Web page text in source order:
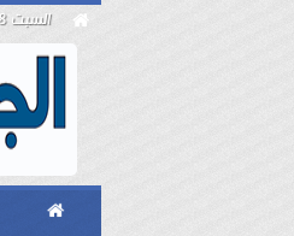
 السبت 8 أغسطس 2026
